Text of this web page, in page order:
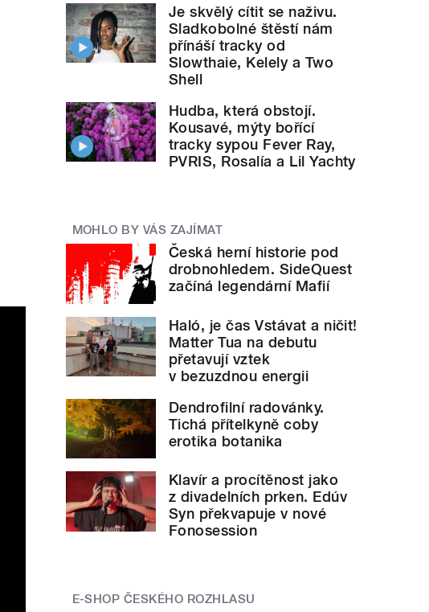
Je skvělý cítit se naživu.
Sladkobolné štěstí nám
přínáší tracky od
Slowthaie, Kelely a Two
Shell
Hudba, která obstojí.
Kousavé, mýty bořící
tracky sypou Fever Ray,
PVRIS, Rosalía a Lil Yachty
MOHLO BY VÁS ZAJÍMAT
Česká herní historie pod
drobnohledem. SideQuest
začíná legendární Mafií
Haló, je čas Vstávat a ničit!
Matter Tua na debutu
přetavují vztek
v bezuzdnou energii
Dendrofilní radovánky.
Tichá přítelkyně coby
erotika botanika
Klavír a procítěnost jako
z divadelních prken. Edúv
Syn překvapuje v nové
Fonosession
E-SHOP ČESKÉHO ROZHLASU